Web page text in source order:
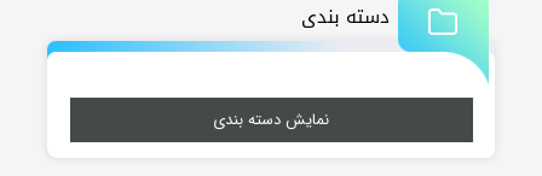
دسته بندی
نمایش دسته بندی